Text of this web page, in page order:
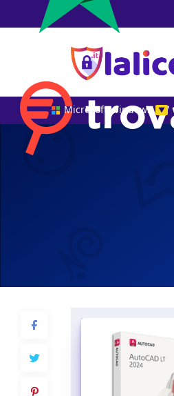
Microsoft Windows ▼